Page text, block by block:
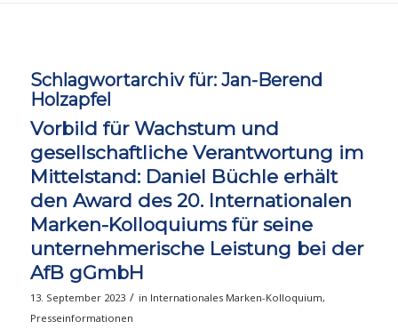
Schlagwortarchiv für: Jan-Berend
Holzapfel
Vorbild für Wachstum und
gesellschaftliche Verantwortung im
Mittelstand: Daniel Büchle erhält
den Award des 20. Internationalen
Marken-Kolloquiums für seine
unternehmerische Leistung bei der
AfB gGmbH
13. September 2023 / in Internationales Marken-Kolloquium,
Presseinformationen